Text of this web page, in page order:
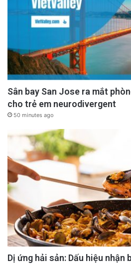
Sân bay San Jose ra mắt
cho trẻ em neurodivergent
50 minutes ago
Dị ứng hải sản: Dấu hiệu nhận